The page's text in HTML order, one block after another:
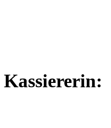
Kassiererin: